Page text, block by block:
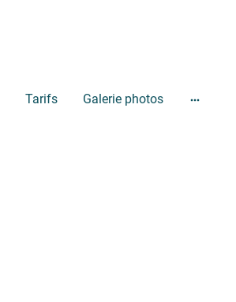
Tarifs Galerie photos